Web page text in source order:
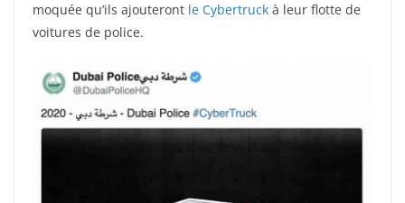
moquée qu’ils ajouteront le Cybertruck à leur flotte de
voitures de police.